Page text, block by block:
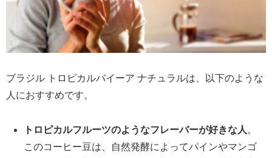
ブラジル トロピカルバイーア ナチュラルは、以下のような
人におすすめです。
トロピカルフルーツのようなフレーバーが好きな人 。
このコーヒー豆は、自然発酵によってパインやマンゴ